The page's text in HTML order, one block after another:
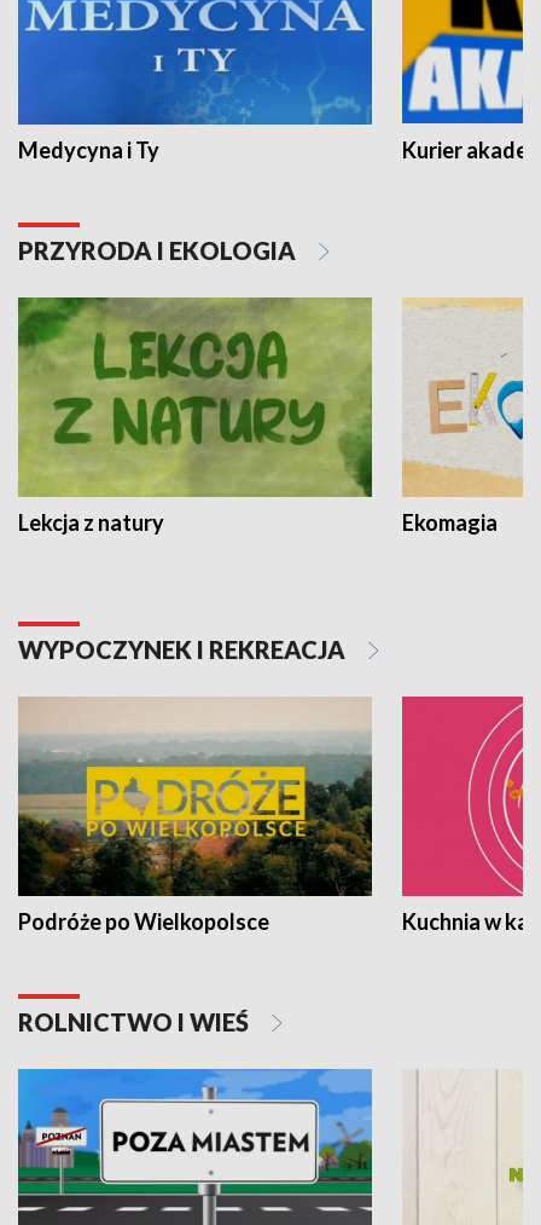
Medycyna i Ty Kurier
PRZYRODA I EKOLOGIA
Lekcja z natury Ekomagia
WYPOCZYNEK I REKREACJA
Podróże po Wielkopolsce Kuchnia w
ROLNICTWO I WIEŚ